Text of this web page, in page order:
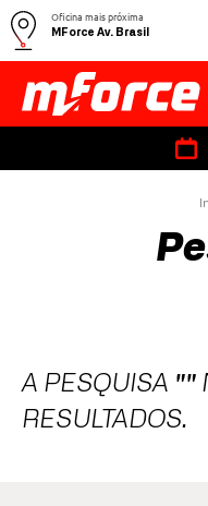
Oficina mais próxima
MForce Av. Brasil
A PESQUISA ""
RESULTADOS.